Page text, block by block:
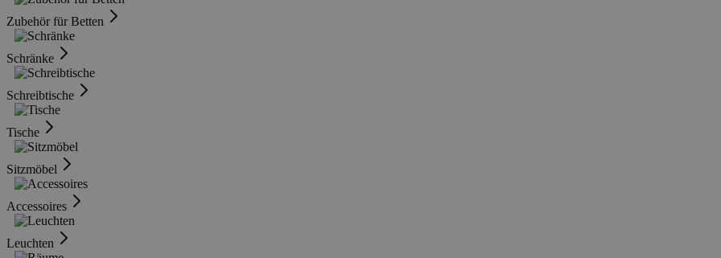
Zubehör für Betten
Schränke
Schreibtische
Tische
Sitzmöbel
Accessoires
Leuchten